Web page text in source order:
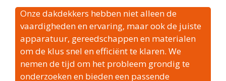
Onze dakdekkers hebben niet alleen de
vaardigheden en ervaring, maar ook de juiste
apparatuur, gereedschappen en materialen
om de klus snel en efficiënt te klaren. We
nemen de tijd om het probleem grondig te
onderzoeken en bieden een passende